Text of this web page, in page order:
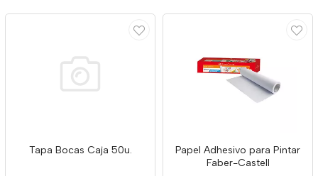
Tapa Bocas Caja 50u.
Papel Adhesivo para Pintar
Faber-Castell